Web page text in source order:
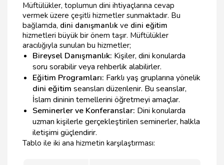
Müftülükler, toplumun dini ihtiyaçlarına cevap
vermek üzere çeşitli hizmetler sunmaktadır. Bu
bağlamda, dini danışmanlık ve dini eğitim
hizmetleri büyük bir önem taşır. Müftülükler
aracılığıyla sunulan bu hizmetler;
Bireysel Danışmanlık: Kişiler, dini konularda
soru sorabilir veya rehberlik alabilirler.
Eğitim Programları: Farklı yaş gruplarına yönelik
dini eğitim seansları düzenlenir. Bu seanslar,
İslam dininin temellerini öğretmeyi amaçlar.
Seminerler ve Konferanslar: Dini konularda
uzman kişilerle gerçekleştirilen seminerler, halkla
iletişimi güçlendirir.
Tablo ile iki ana hizmetin karşılaştırması: